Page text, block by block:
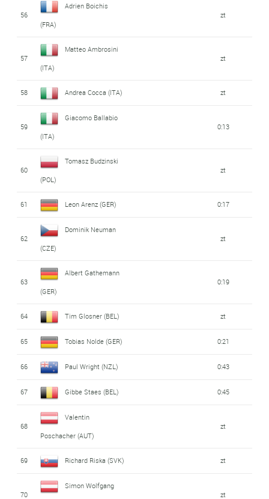
56
Adrien Boichis
(FRA)
zt
57
Matteo Ambrosini
(ITA)
zt
58 Andrea Cocca (ITA) zt
59
Giacomo Ballabio
(ITA)
0:13
60
Tomasz Budzinski
(POL)
zt
61 Leon Arenz (GER) 0:17
62
Dominik Neuman
(CZE)
zt
63
Albert Gathemann
(GER)
0:19
64 Tim Glosner (BEL) zt
65 Tobias Nolde (GER) 0:21
66 Paul Wright (NZL) 0:43
67 Gibbe Staes (BEL) 0:45
68
Valentin
Poschacher (AUT)
zt
69 Richard Riska (SVK) zt
70
Simon Wolfgang
zt